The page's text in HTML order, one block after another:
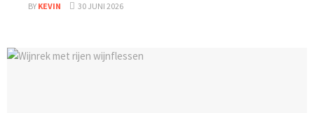
BY KEVIN 30 JUNI 2026